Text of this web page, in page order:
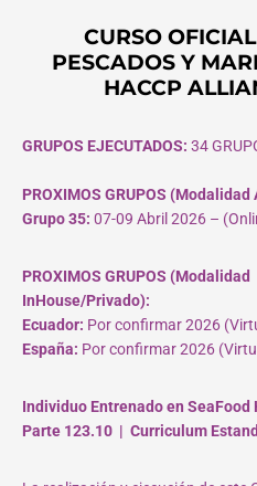
CURSO
PESCADOS Y
HACCP
GRUPOS EJECUTADOS: 34
PROXIMOS GRUPOS
Grupo 35: 07-09 Abril 2026 –
PROXIMOS GRUPOS (Modalidad
InHouse/Privado):
Ecuador: Por confirmar 2026
España: Por confirmar 2026
Individuo Entrenado en SeaFood
Parte 123.10 | Curriculum